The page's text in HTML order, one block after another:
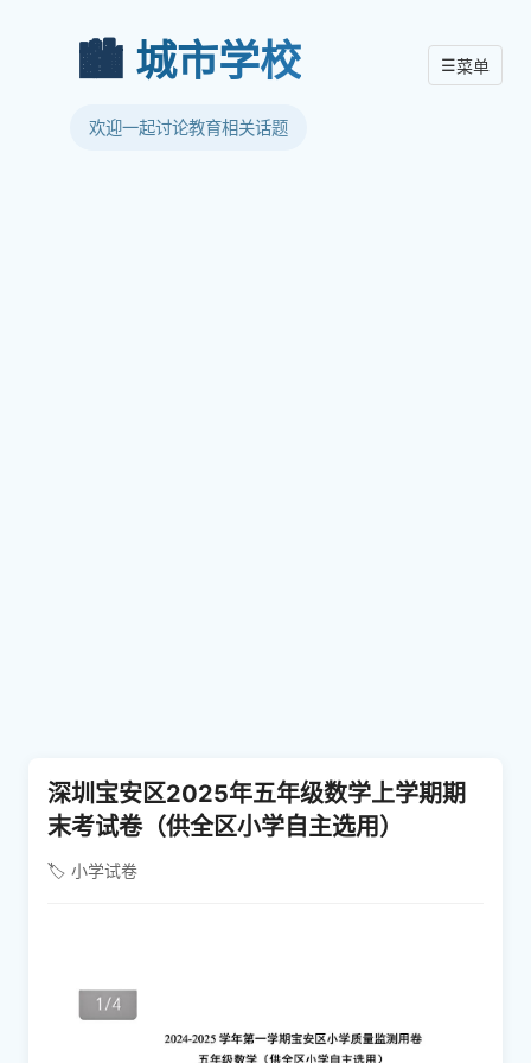
🏙️ 城市学校
欢迎一起讨论教育相关话题
☰菜单
深圳宝安区2025年五年级数学上学期期
末考试卷（供全区小学自主选用）
🏷️ 小学试卷